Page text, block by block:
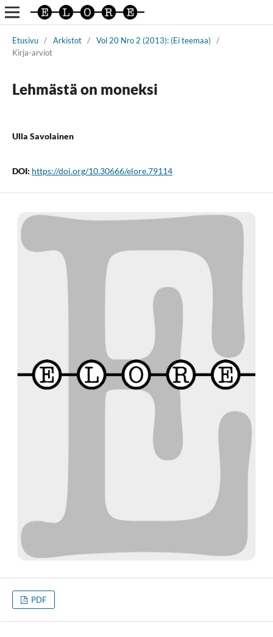
Etusivu / Arkistot / Vol 20 Nro 2 (2013): (Ei teemaa)
/
Kirja-arviot
Lehmästä on moneksi
Ulla Savolainen
DOI: https://doi.org/10.30666/elore.79114
PDF